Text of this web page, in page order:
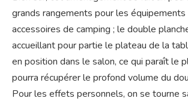
grands rangements pour les
accessoires de camping ; le double
accueillant pour partie le plateau de la
en position dans le salon, ce qui paraît le
pourra récupérer le profond volume du
Pour les effets personnels, on se tourne